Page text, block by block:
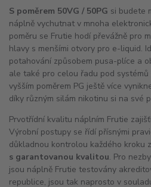
S poměrem 50VG / 50PG si budete
náplně vychutnat v mnoha
poměru se Frutie hodí převážně pro
hlavy s menšími otvory pro e-liquid.
potahování způsobem pusa-plíce a
ale také pro celou řadu pod
vyšším poměrem PG ještě více
díky různým silám nikotinu si na své
Prvotřídní kvalitu náplním Frutie
Výrobní postupy se řídí přísnými
důkladnou kontrolou každého kroku
s garantovanou kvalitou. Pro
jsou náplně Frutie testovány
republice, jsou tak naprosto v